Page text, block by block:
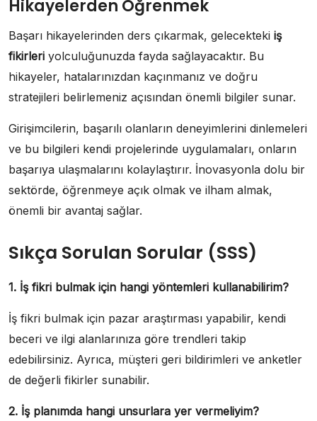
Hikayelerden Öğrenmek
Başarı hikayelerinden ders çıkarmak, gelecekteki iş
fikirleri yolculuğunuzda fayda sağlayacaktır. Bu
hikayeler, hatalarınızdan kaçınmanız ve doğru
stratejileri belirlemeniz açısından önemli bilgiler sunar.
Girişimcilerin, başarılı olanların deneyimlerini dinlemeleri
ve bu bilgileri kendi projelerinde uygulamaları, onların
başarıya ulaşmalarını kolaylaştırır. İnovasyonla dolu bir
sektörde, öğrenmeye açık olmak ve ilham almak,
önemli bir avantaj sağlar.
Sıkça Sorulan Sorular (SSS)
1. İş fikri bulmak için hangi yöntemleri kullanabilirim?
İş fikri bulmak için pazar araştırması yapabilir, kendi
beceri ve ilgi alanlarınıza göre trendleri takip
edebilirsiniz. Ayrıca, müşteri geri bildirimleri ve anketler
de değerli fikirler sunabilir.
2. İş planımda hangi unsurlara yer vermeliyim?